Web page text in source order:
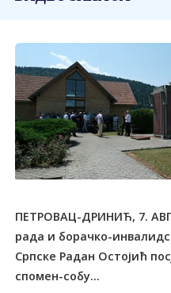
ПЕТРОВАЦ-ДРИНИЋ, 7.
рада и борачко-
Српске Радан Остојић
спомен-собу...